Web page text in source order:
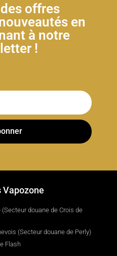
offres
en
à notre
!
Vapozone
douane de Crois de
(Secteur douane de Perly)
Flash